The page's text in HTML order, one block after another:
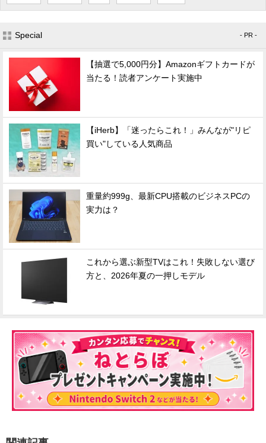
Special - PR -
【抽選で5,000円分】Amazonギフトカードが
当たる！読者アンケート実施中
【iHerb】「迷ったらこれ！」みんなが"リピ
買い"している人気商品
重量約999g、最新CPU搭載のビジネスPCの
実力は？
これから選ぶ新型TVはこれ！失敗しない選び
方と、2026年夏の一押しモデル